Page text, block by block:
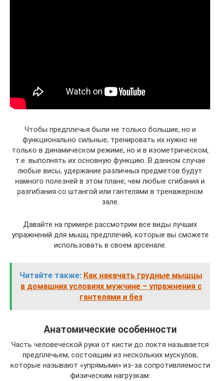
Чтобы предплечья были не только большие, но и
функционально сильные, тренировать их нужно не
только в динамическом режиме, но и в изометрическом,
т.е. выполнять их основную функцию. В данном случае
любые висы, удержание различных предметов будут
намного полезней в этом плане, чем любые сгибания и
разгибания со штангой или гантелями в тренажерном
зале.
Давайте на примере рассмотрим все виды лучших
упражнений для мышц предплечий, которые вы сможете
использовать в своем арсенале.
Читайте также: Как накачать грудные мышцы
в домашних условиях мужчине – упражнения с
гантелями и без
Анатомические особенности
Часть человеческой руки от кисти до локтя называется
предплечьем, состоящим из нескольких мускулов,
которые называют «упрямыми» из-за сопротивляемости
физическим нагрузкам: